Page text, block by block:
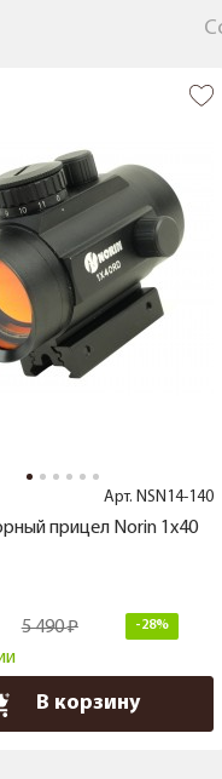
Арт. NSN14-140
прицел Norin 1x40
5 490 -28%
В корзину